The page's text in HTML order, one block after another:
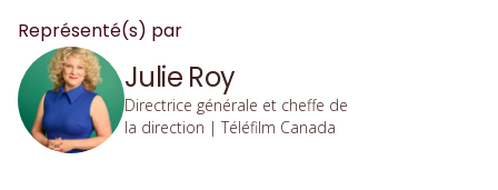
Représenté(s) par
Julie Roy
Directrice générale et cheffe de
la direction | Téléfilm Canada